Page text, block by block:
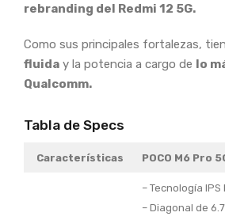
rebranding del Redmi 12 5G.
Como sus principales fortalezas,
fluida y la potencia a cargo de lo
Qualcomm.
Tabla de Specs
Características POCO M6 Pro
– Tecnología IPS
– Diagonal de